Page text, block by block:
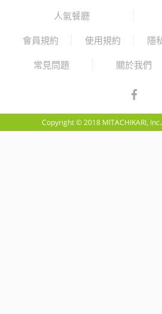
人氣餐廳
會員規約 使用規約 隱
常見問題 關於我們
Copyright © 2018 MITACHIKARI,